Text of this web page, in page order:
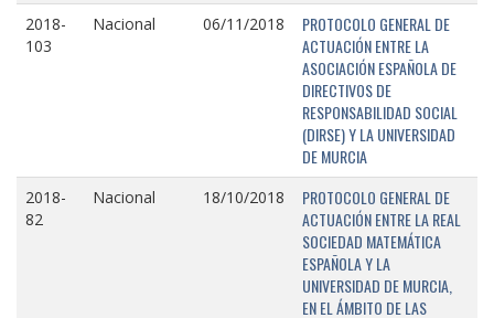
2018-
103
Nacional 06/11/2018
PROTOCOLO GENERAL DE
ACTUACIÓN ENTRE LA
ASOCIACIÓN ESPAÑOLA DE
DIRECTIVOS DE
RESPONSABILIDAD SOCIAL
(DIRSE) Y LA UNIVERSIDAD
DE MURCIA
2018-
82
Nacional 18/10/2018
PROTOCOLO GENERAL DE
ACTUACIÓN ENTRE LA REAL
SOCIEDAD MATEMÁTICA
ESPAÑOLA Y LA
UNIVERSIDAD DE MURCIA,
EN EL ÁMBITO DE LAS